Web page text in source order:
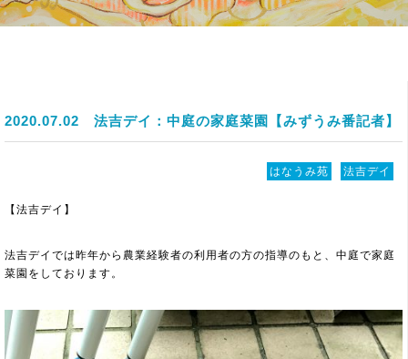
2020.07.02 法吉デイ：中庭の家庭菜園【みずうみ番記者】
はなうみ苑 法吉デイ
【法吉デイ】
法吉デイでは昨年から農業経験者の利用者の方の指導のもと、中庭で家庭
菜園をしております。